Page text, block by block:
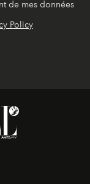
de mes données
Policy